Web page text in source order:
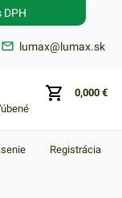
lumax@lumax.sk
DPH
0,000 €
Registrácia